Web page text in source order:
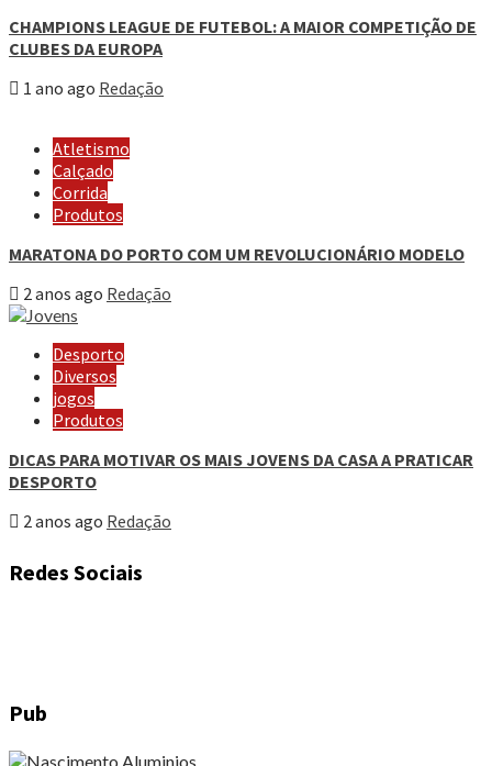
CHAMPIONS LEAGUE DE FUTEBOL: A MAIOR COMPETIÇÃO DE
CLUBES DA EUROPA
1 ano ago Redação
Atletismo
Calçado
Corrida
Produtos
MARATONA DO PORTO COM UM REVOLUCIONÁRIO MODELO
2 anos ago Redação
Desporto
Diversos
jogos
Produtos
DICAS PARA MOTIVAR OS MAIS JOVENS DA CASA A PRATICAR
DESPORTO
2 anos ago Redação
Redes Sociais
Pub